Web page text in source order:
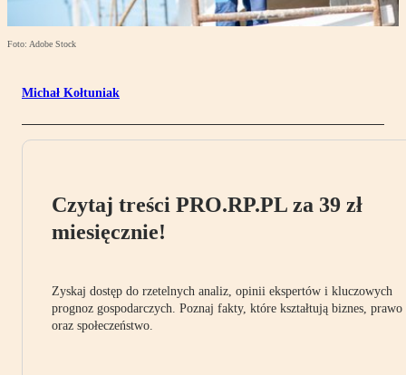
Foto: Adobe Stock
Michał Kołtuniak
Czytaj treści PRO.RP.PL za 39 zł
miesięcznie!
Zyskaj dostęp do rzetelnych analiz, opinii ekspertów i kluczowych
prognoz gospodarczych. Poznaj fakty, które kształtują biznes, prawo
oraz społeczeństwo.